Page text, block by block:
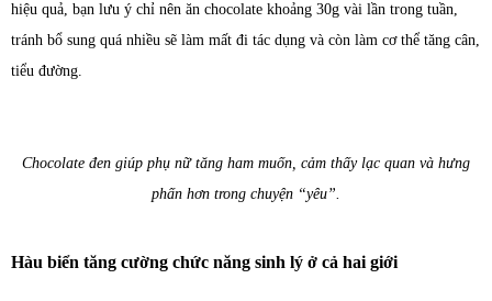
hiệu quả, bạn lưu ý chỉ nên ăn chocolate khoảng 30g vài lần trong tuần,
tránh bổ sung quá nhiều sẽ làm mất đi tác dụng và còn làm cơ thể tăng cân,
tiểu đường.
Chocolate đen giúp phụ nữ tăng ham muốn, cảm thấy lạc quan và hưng
phấn hơn trong chuyện “yêu”.
Hàu biển tăng cường chức năng sinh lý ở cả hai giới